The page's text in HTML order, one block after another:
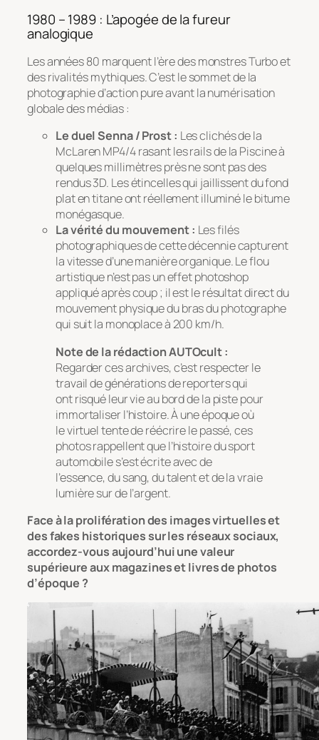
1980 – 1989 : L’apogée de la fureur
analogique
Les années 80 marquent l’ère des monstres Turbo et
des rivalités mythiques. C’est le sommet de la
photographie d’action pure avant la numérisation
globale des médias :
Le duel Senna / Prost : Les clichés de la
McLaren MP4/4 rasant les rails de la Piscine à
quelques millimètres près ne sont pas des
rendus 3D. Les étincelles qui jaillissent du fond
plat en titane ont réellement illuminé le bitume
monégasque.
La vérité du mouvement : Les filés
photographiques de cette décennie capturent
la vitesse d’une manière organique. Le flou
artistique n’est pas un effet photoshop
appliqué après coup ; il est le résultat direct du
mouvement physique du bras du photographe
qui suit la monoplace à 200 km/h.
Note de la rédaction AUTOcult :
Regarder ces archives, c’est respecter le
travail de générations de reporters qui
ont risqué leur vie au bord de la piste pour
immortaliser l’histoire. À une époque où
le virtuel tente de réécrire le passé, ces
photos rappellent que l’histoire du sport
automobile s’est écrite avec de
l’essence, du sang, du talent et de la vraie
lumière sur de l’argent.
Face à la prolifération des images virtuelles et
des fakes historiques sur les réseaux sociaux,
accordez-vous aujourd’hui une valeur
supérieure aux magazines et livres de photos
d’époque ?